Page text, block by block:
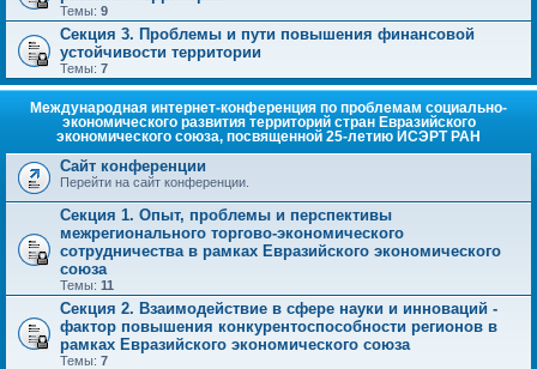
Темы: 9
Секция 3. Проблемы и пути повышения финансовой
устойчивости территории
Темы: 7
Международная интернет-конференция по проблемам социально-
экономического развития территорий стран Евразийского
экономического союза, посвященной 25-летию ИСЭРТ РАН
Сайт конференции
Перейти на сайт конференции.
Секция 1. Опыт, проблемы и перспективы
межрегионального торгово-экономического
сотрудничества в рамках Евразийского экономического
союза
Темы: 11
Секция 2. Взаимодействие в сфере науки и инноваций -
фактор повышения конкурентоспособности регионов в
рамках Евразийского экономического союза
Темы: 7